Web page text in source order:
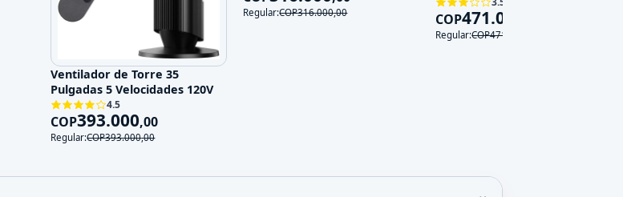
Ventilador de Torre 35
Pulgadas 5 Velocidades 120V
4.5
COP393.000,00
Regular:COP393.000,00
Regular:COP316.000,00 COP471.000
Regular:COP471.000